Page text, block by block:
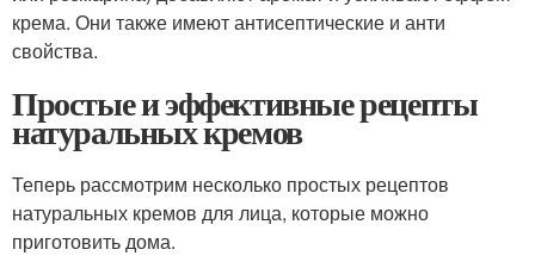
крема. Они также имеют антисептические и анти
свойства.
Простые и эффективные рецепты
натуральных кремов
Теперь рассмотрим несколько простых рецептов
натуральных кремов для лица, которые можно
приготовить дома.